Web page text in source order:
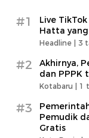
#1
Live
Hatta
Headline | 3
#2
Akhirnya,
dan PPPK
Kotabaru | 1
#3
Pemudik
Gratis